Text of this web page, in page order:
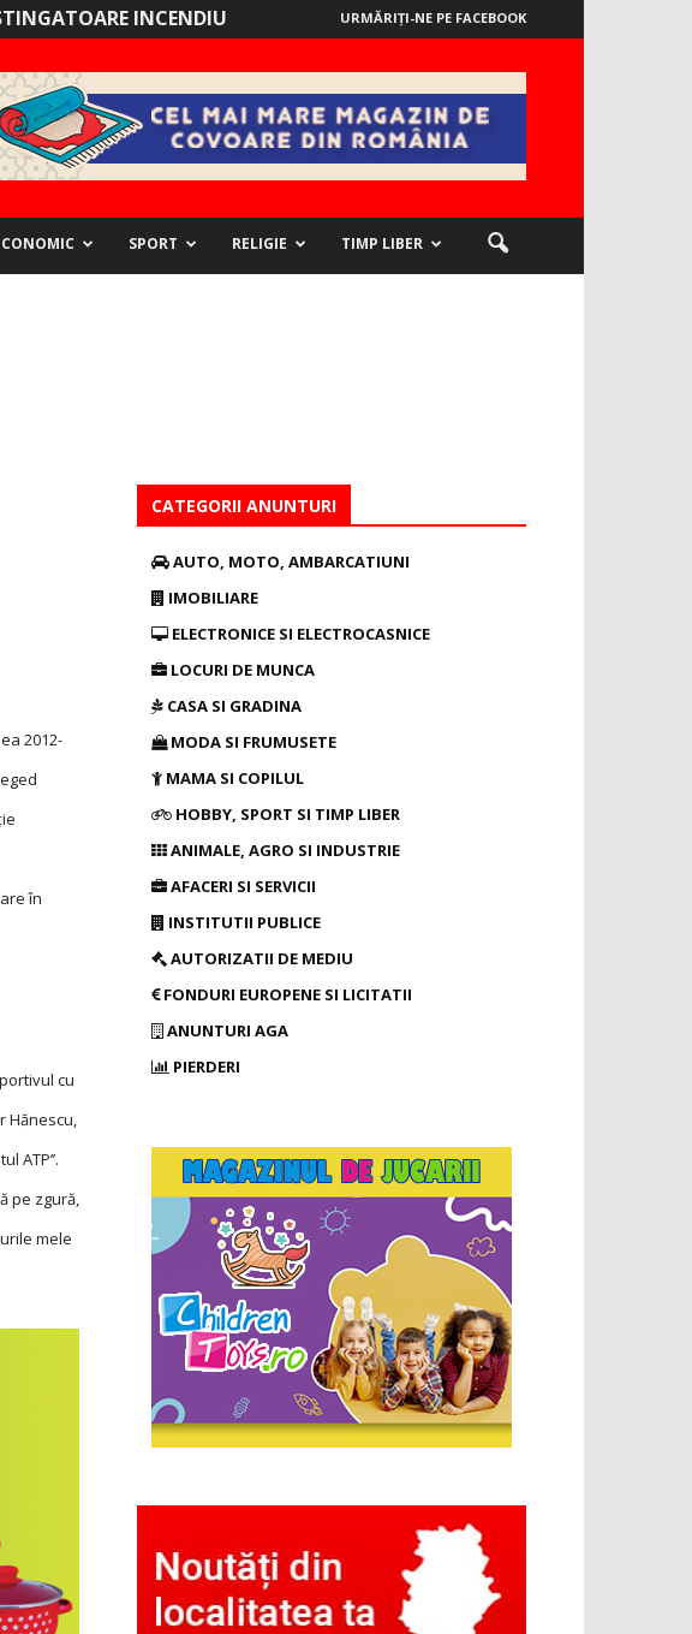
INCENDIU URMĂRIȚI-NE PE FACEBOOK
SPORT RELIGIE TIMP LIBER
2012-
în
cu
Hănescu,
ATP’’.
pe zgură,
mele
CATEGORII ANUNTURI
AUTO, MOTO, AMBARCATIUNI
IMOBILIARE
ELECTRONICE SI ELECTROCASNICE
LOCURI DE MUNCA
CASA SI GRADINA
MODA SI FRUMUSETE
MAMA SI COPILUL
HOBBY, SPORT SI TIMP LIBER
ANIMALE, AGRO SI INDUSTRIE
AFACERI SI SERVICII
INSTITUTII PUBLICE
AUTORIZATII DE MEDIU
FONDURI EUROPENE SI LICITATII
ANUNTURI AGA
PIERDERI